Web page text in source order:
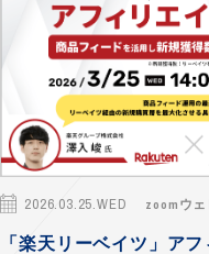
2026.03.25.WED zoomウ
「楽天リーベイツ」ア